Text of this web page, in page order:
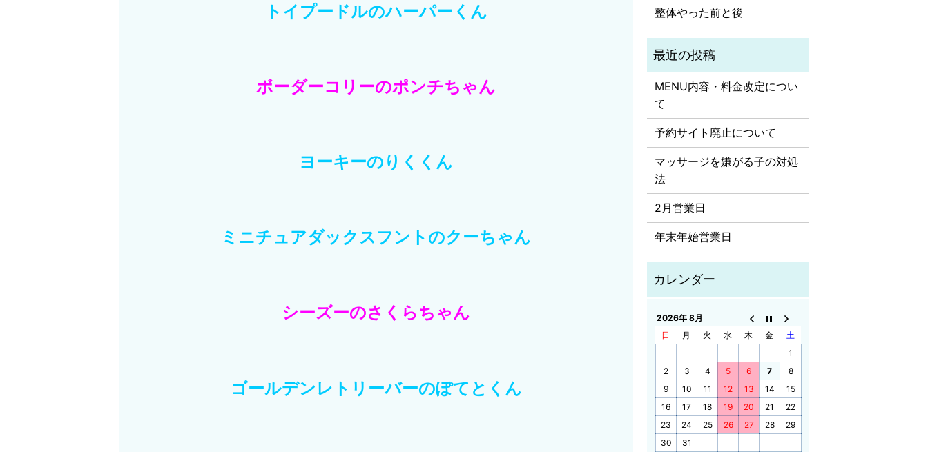
トイプードルのハーパーくん
ボーダーコリーのポンチちゃん
ヨーキーのりくくん
ミニチュアダックスフントのクーちゃん
シーズーのさくらちゃん
ゴールデンレトリーバーのぽてとくん
整体やった前と後
MENU内容・料金改定につい
て
予約サイト廃止について
マッサージを嫌がる子の対処
法
2月営業日
年末年始営業日
2026年 8月
日
月 火 水 木 金
土
1
2
3 4 5 6 7
8
9
10 11 12 13 14
15
16
17 18 19 20 21
22
23
24 25 26 27 28
29
30
31